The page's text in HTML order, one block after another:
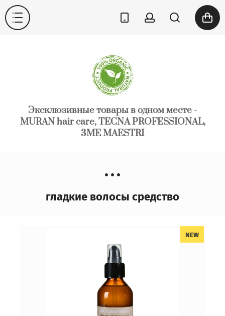
Эксклюзивные товары в одном месте -
MURAN hair care, TECNA PROFESSIONAL,
3ME MAESTRI
гладкие волосы средство
NEW